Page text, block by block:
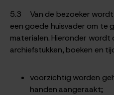
5.3 Van de bezoeker
een goede huisvader om te
materialen. Hieronder
archiefstukken, boeken en
voorzichtig worden
handen aangeraakt;